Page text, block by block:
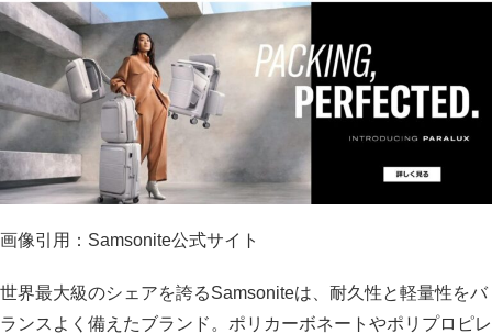
画像引用：Samsonite公式サイト
世界最大級のシェアを誇るSamsoniteは、耐久性と軽量性をバ
ランスよく備えたブランド。ポリカーボネートやポリプロピレ